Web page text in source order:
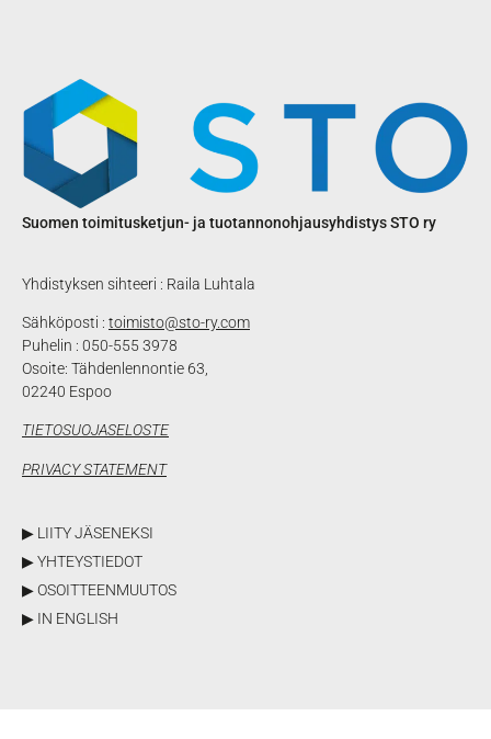
Suomen toimitusketjun- ja tuotannonohjausyhdistys STO ry
Yhdistyksen sihteeri : Raila Luhtala
Sähköposti : toimisto@sto-ry.com
Puhelin : 050-555 3978
Osoite: Tähdenlennontie 63,
02240 Espoo
TIETOSUOJASELOSTE
PRIVACY STATEMENT
▶ LIITY JÄSENEKSI
▶ YHTEYSTIEDOT
▶ OSOITTEENMUUTOS
▶ IN ENGLISH